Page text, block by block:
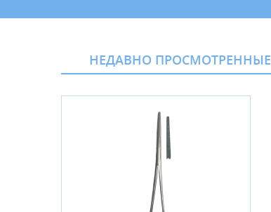
НЕДАВНО ПРОСМОТРЕННЫЕ